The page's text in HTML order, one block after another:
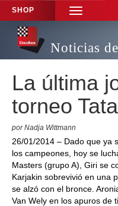
SHOP
TOGGLE
NAVIGATION
Noticias
La última
torneo
por Nadja Wittmann
26/01/2014 – Dado que ya
los campeones, hoy se
Masters (grupo A), Giri se
Karjakin sobrevivió en una
se alzó con el bronce.
Van Wely en los apuros de